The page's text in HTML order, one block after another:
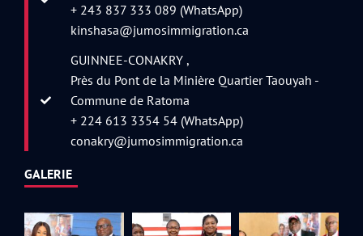
+ 243 837 333 089 (WhatsApp)
kinshasa@jumosimmigration.ca
GUINNEE-CONAKRY ,
Près du Pont de la Minière Quartier Taouyah -
Commune de Ratoma
+ 224 613 3354 54 (WhatsApp)
conakry@jumosimmigration.ca
GALERIE